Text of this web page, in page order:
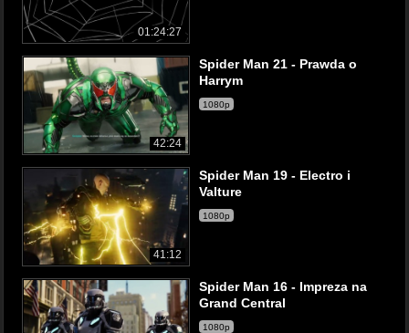
01:24:27
42:24
Spider Man 21 - Prawda o
Harrym
1080p
41:12
Spider Man 19 - Electro i
Valture
1080p
Spider Man 16 - Impreza na
Grand Central
1080p